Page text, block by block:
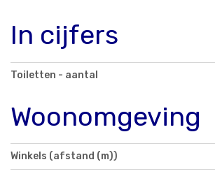
In cijfers
Toiletten - aantal
Woonomgeving
Winkels (afstand (m))